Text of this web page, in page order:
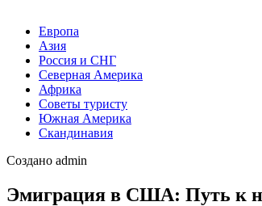
Европа
Азия
Россия и СНГ
Северная Америка
Африка
Советы туристу
Южная Америка
Скандинавия
Создано admin
Эмиграция в США: Путь к